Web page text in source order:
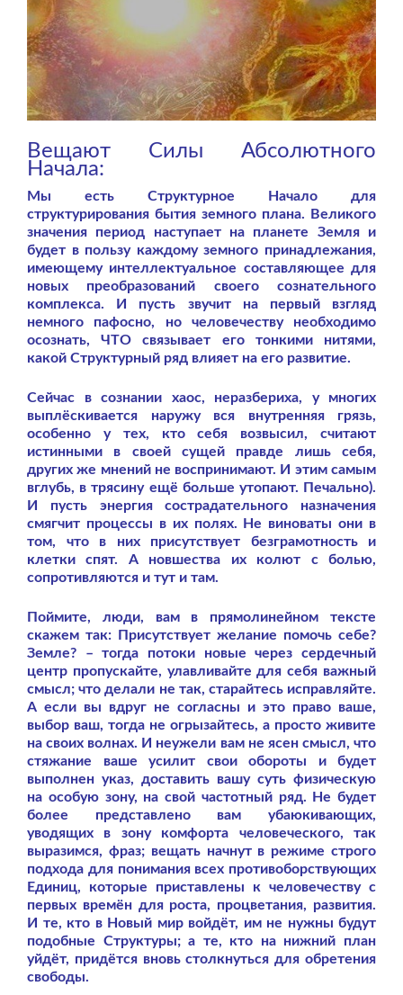
Вещают Силы Абсолютного
Начала:
Мы есть Структурное Начало для
структурирования бытия земного плана. Великого
значения период наступает на планете Земля и
будет в пользу каждому земного принадлежания,
имеющему интеллектуальное составляющее для
новых преобразований своего сознательного
комплекса. И пусть звучит на первый взгляд
немного пафосно, но человечеству необходимо
осознать, ЧТО связывает его тонкими нитями,
какой Структурный ряд влияет на его развитие.
Сейчас в сознании хаос, неразбериха, у многих
выплёскивается наружу вся внутренняя грязь,
особенно у тех, кто себя возвысил, считают
истинными в своей сущей правде лишь себя,
других же мнений не воспринимают. И этим самым
вглубь, в трясину ещё больше утопают. Печально).
И пусть энергия сострадательного назначения
смягчит процессы в их полях. Не виноваты они в
том, что в них присутствует безграмотность и
клетки спят. А новшества их колют с болью,
сопротивляются и тут и там.
Поймите, люди, вам в прямолинейном тексте
скажем так: Присутствует желание помочь себе?
Земле? – тогда потоки новые через сердечный
центр пропускайте, улавливайте для себя важный
смысл; что делали не так, старайтесь исправляйте.
А если вы вдруг не согласны и это право ваше,
выбор ваш, тогда не огрызайтесь, а просто живите
на своих волнах. И неужели вам не ясен смысл, что
стяжание ваше усилит свои обороты и будет
выполнен указ, доставить вашу суть физическую
на особую зону, на свой частотный ряд. Не будет
более представлено вам убаюкивающих,
уводящих в зону комфорта человеческого, так
выразимся, фраз; вещать начнут в режиме строго
подхода для понимания всех противоборствующих
Единиц, которые приставлены к человечеству с
первых времён для роста, процветания, развития.
И те, кто в Новый мир войдёт, им не нужны будут
подобные Структуры; а те, кто на нижний план
уйдёт, придётся вновь столкнуться для обретения
свободы.